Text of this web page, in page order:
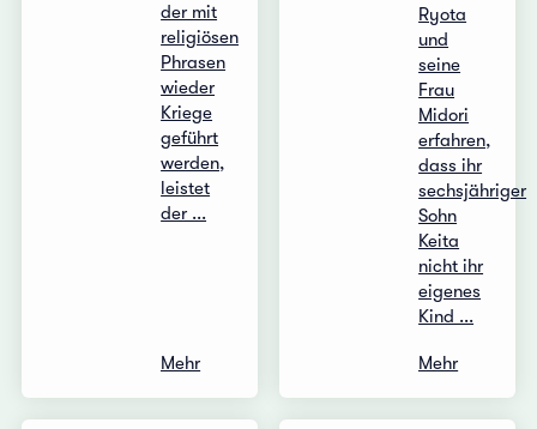
der mit
religiösen
Phrasen
wieder
Kriege
geführt
werden,
leistet
der ...
Mehr
Ryota
und
seine
Frau
Midori
erfahren,
dass ihr
sechsjähriger
Sohn
Keita
nicht ihr
eigenes
Kind ...
Mehr